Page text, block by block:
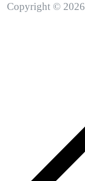
Copyright © 2026